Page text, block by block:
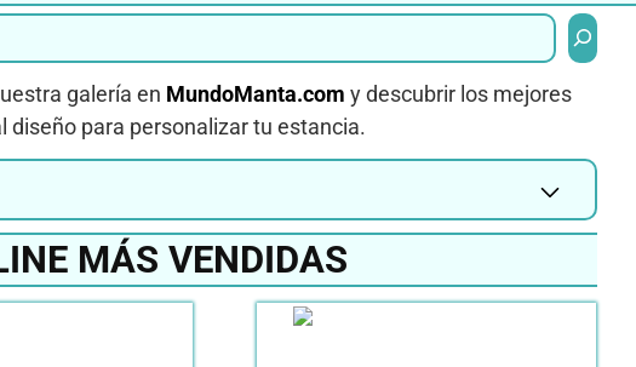
Buscar
galería en MundoManta.com y descubrir los mejores
diseño para personalizar tu estancia.
MÁS VENDIDAS